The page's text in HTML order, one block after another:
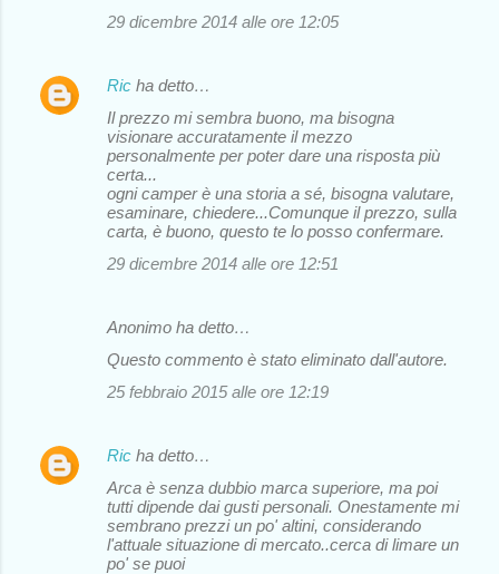
29 dicembre 2014 alle ore 12:05
Ric ha detto…
Il prezzo mi sembra buono, ma bisogna
visionare accuratamente il mezzo
personalmente per poter dare una risposta più
certa...
ogni camper è una storia a sé, bisogna valutare,
esaminare, chiedere...Comunque il prezzo, sulla
carta, è buono, questo te lo posso confermare.
29 dicembre 2014 alle ore 12:51
Anonimo ha detto…
Questo commento è stato eliminato dall'autore.
25 febbraio 2015 alle ore 12:19
Ric ha detto…
Arca è senza dubbio marca superiore, ma poi
tutti dipende dai gusti personali. Onestamente mi
sembrano prezzi un po' altini, considerando
l'attuale situazione di mercato..cerca di limare un
po' se puoi